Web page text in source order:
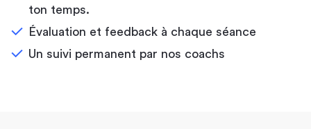
ton temps.
Évaluation et feedback à chaque séance
Un suivi permanent par nos coachs